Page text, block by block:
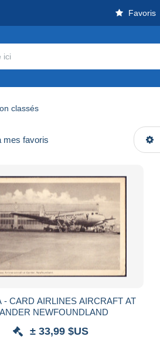
Favoris
classés
mes favoris
- CARD AIRLINES AIRCRAFT AT
NEWFOUNDLAND
± 33,99 $US